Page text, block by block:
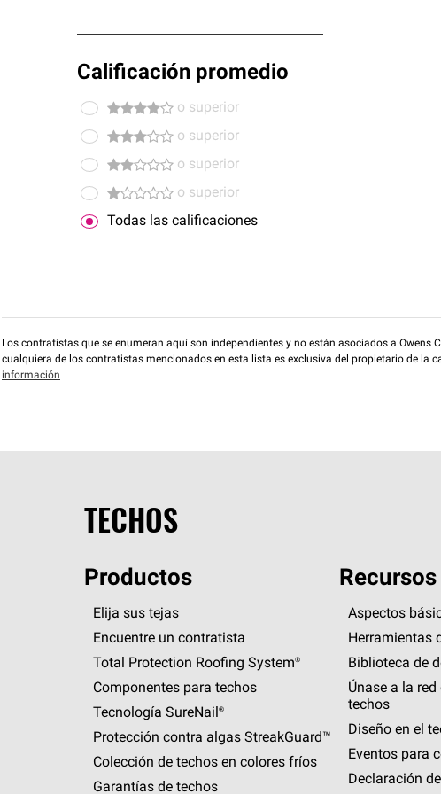
Calificación promedio
o superior
o superior
o superior
o superior
Todas las calificaciones
Los contratistas que se enumeran aquí son independientes y no están asociados a Owens
cualquiera de los contratistas mencionados en esta lista es exclusiva del propietario de
información
TECHOS
Productos
Elija sus tejas
Encuentre un contratista
Total Protection Roofing System®
Componentes para techos
Tecnología SureNail®
Protección contra algas StreakGuard™
Colección de techos en colores fríos
Garantías de techos
Aspectos
Herramientas
Biblioteca de
Únase a la
techos
Diseño en el
Eventos para
Declaración